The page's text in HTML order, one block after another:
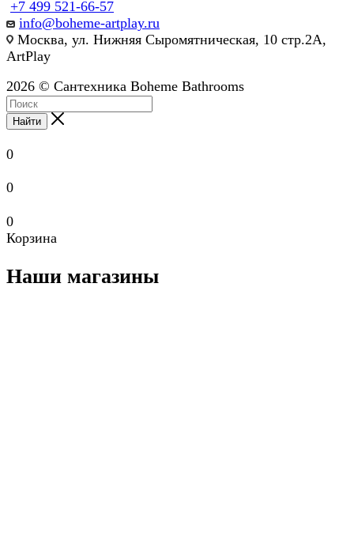
+7 499 521-66-57
info@boheme-artplay.ru
Москва, ул. Нижняя Сыромятническая, 10 стр.2А,
ArtPlay
2026 © Сантехника Boheme Bathrooms
Найти
0
0
0
Корзина
Наши магазины